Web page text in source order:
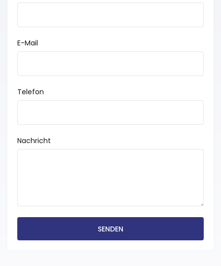
E-Mail
Telefon
Nachricht
SENDEN